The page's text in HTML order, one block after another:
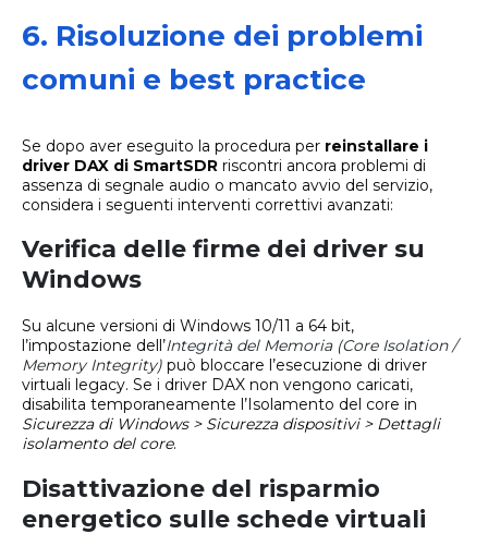
6. Risoluzione dei problemi
comuni e best practice
Se dopo aver eseguito la procedura per reinstallare i
driver DAX di SmartSDR riscontri ancora problemi di
assenza di segnale audio o mancato avvio del servizio,
considera i seguenti interventi correttivi avanzati:
Verifica delle firme dei driver su
Windows
Su alcune versioni di Windows 10/11 a 64 bit,
l’impostazione dell’Integrità del Memoria (Core Isolation /
Memory Integrity) può bloccare l’esecuzione di driver
virtuali legacy. Se i driver DAX non vengono caricati,
disabilita temporaneamente l’Isolamento del core in
Sicurezza di Windows > Sicurezza dispositivi > Dettagli
isolamento del core.
Disattivazione del risparmio
energetico sulle schede virtuali